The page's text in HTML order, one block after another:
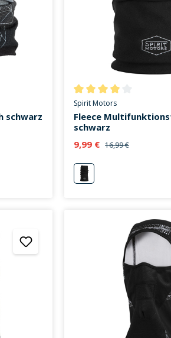
0 von 5 Sternen
schwarz
Durchschnittliche
Spirit Motors
Fleece
schwarz
9,99 € 16,99 €
neutral